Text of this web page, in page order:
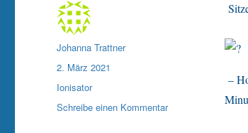
–
Autor
Johanna Trattner
Veröffentlicht
am
2. März 2021
Kategorien
Ionisator
Schreibe einen Kommentarzu